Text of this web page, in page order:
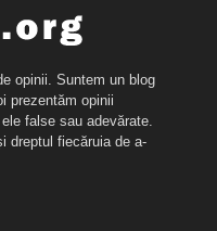
opinii. Suntem un blog
prezentăm opinii
false sau adevărate.
dreptul fiecăruia de a-